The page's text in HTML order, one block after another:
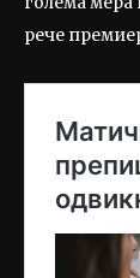
рече